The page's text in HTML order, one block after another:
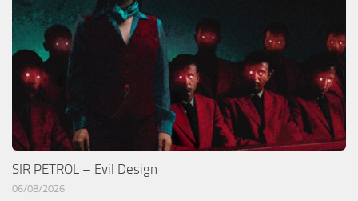
SIR PETROL – Evil Design
06/08/2026